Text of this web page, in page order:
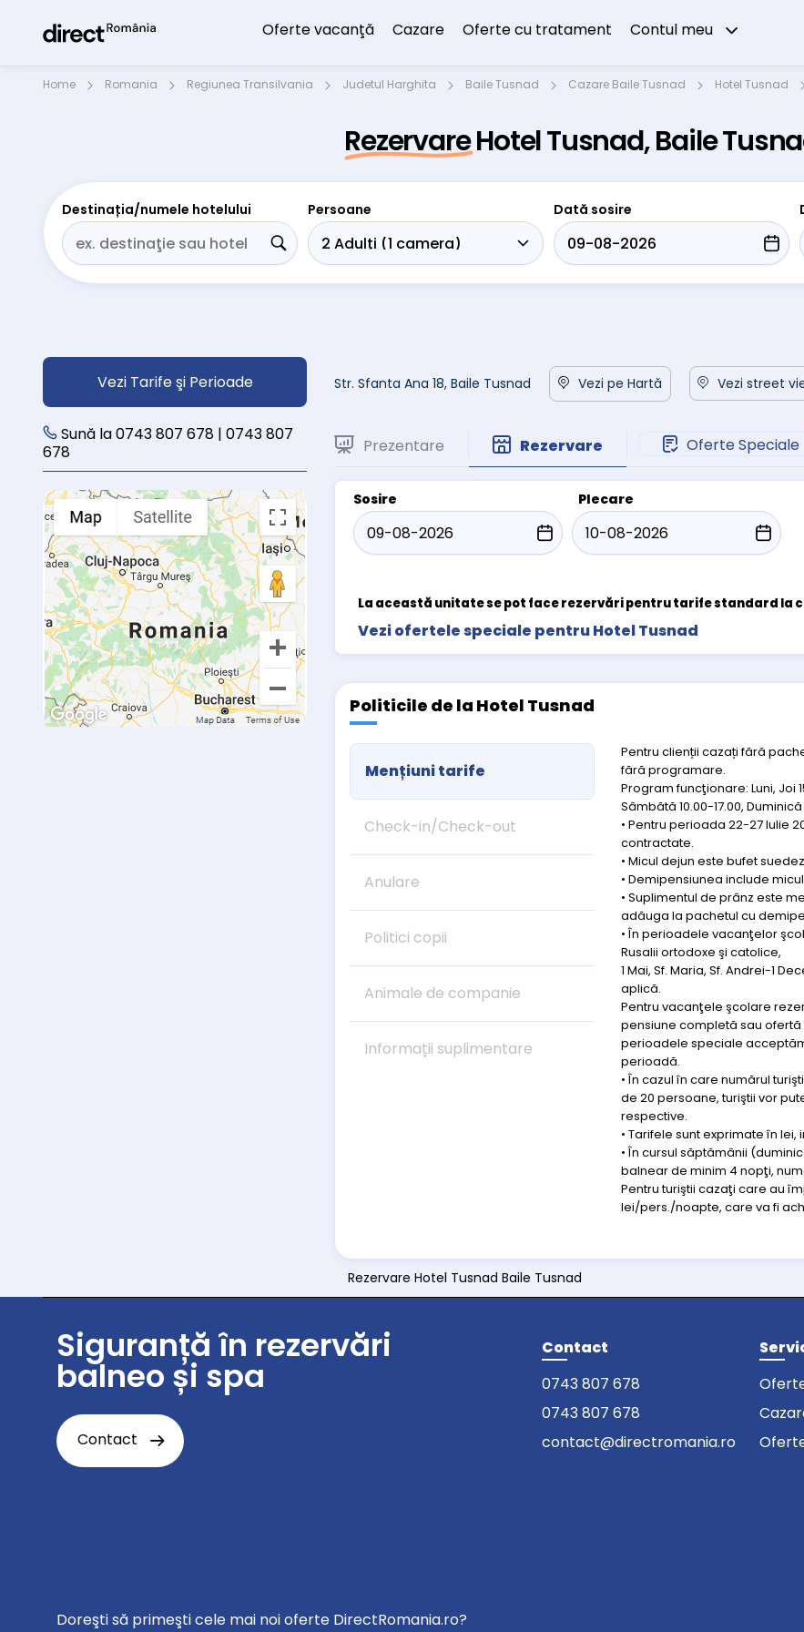
Oferte vacanţă Cazare Oferte cu tratament Contul meu
Home Romania Regiunea Transilvania Judetul Harghita Baile Tusnad Cazare Baile Tusnad Hotel Tusnad
Rezervare Hotel Tusnad, Baile
Destinația/numele hotelului Persoane Dată sosire
Vezi Tarife şi Perioade
Sună la 0743 807 678 | 0743 807
678
Str. Sfanta Ana 18, Baile Tusnad Vezi pe Hartă Vezi street
Prezentare Rezervare Oferte Speciale
Sosire Plecare
La această unitate se pot face rezervări pentru tarife standard la
Vezi ofertele speciale pentru Hotel Tusnad
Politicile de la Hotel Tusnad
Mențiuni tarife
Check-in/Check-out
Anulare
Politici copii
Animale de companie
Informații suplimentare
Pentru clienții cazați fără
fără programare.
Program funcţionare: Luni, Joi
Sâmbătă 10.00-17.00,
• Pentru perioada 22-27 Iulie
contractate.
• Micul dejun este bufet
• Demipensiunea include
• Suplimentul de prânz este
adăuga la pachetul cu
• În perioadele vacanţelor
Rusalii ortodoxe şi catolice,
1 Mai, Sf. Maria, Sf. Andrei-1
aplică.
Pentru vacanţele şcolare
pensiune completă sau
perioadele speciale
perioadă.
• În cazul în care numărul
de 20 persoane, turiştii vor
respective.
• Tarifele sunt exprimate în lei,
• În cursul săptămânii
balnear de minim 4 nopţi,
Pentru turiştii cazaţi care au
lei/pers./noapte, care va fi
Rezervare Hotel Tusnad Baile Tusnad
Siguranță în rezervări
balneo și spa
Contact
Contact
0743 807 678
0743 807 678
contact@directromania.ro
Doreşti să primeşti cele mai noi oferte DirectRomania.ro?